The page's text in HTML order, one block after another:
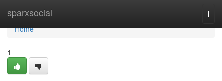
sparxsocial
Home
Home
1